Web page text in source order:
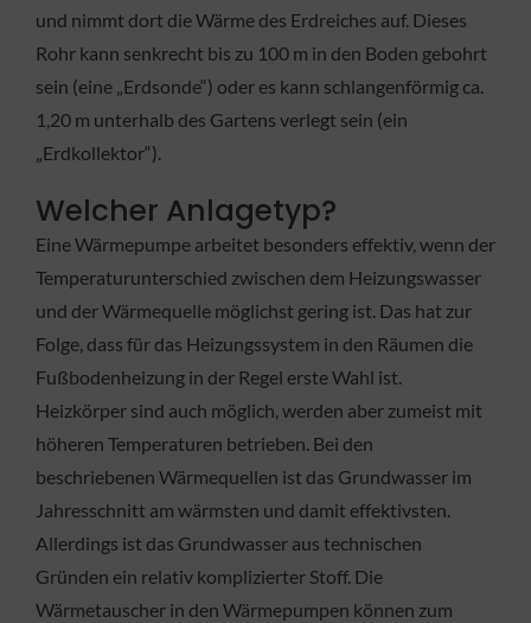
und nimmt dort die Wärme des Erdreiches auf. Dieses
Rohr kann senkrecht bis zu 100 m in den Boden gebohrt
sein (eine „Erdsonde“) oder es kann schlangenförmig ca.
1,20 m unterhalb des Gartens verlegt sein (ein
„Erdkollektor“).
Welcher Anlagetyp?
Eine Wärmepumpe arbeitet besonders effektiv, wenn der
Temperaturunterschied zwischen dem Heizungswasser
und der Wärmequelle möglichst gering ist. Das hat zur
Folge, dass für das Heizungssystem in den Räumen die
Fußbodenheizung in der Regel erste Wahl ist.
Heizkörper sind auch möglich, werden aber zumeist mit
höheren Temperaturen betrieben. Bei den
beschriebenen Wärmequellen ist das Grundwasser im
Jahresschnitt am wärmsten und damit effektivsten.
Allerdings ist das Grundwasser aus technischen
Gründen ein relativ komplizierter Stoff. Die
Wärmetauscher in den Wärmepumpen können zum